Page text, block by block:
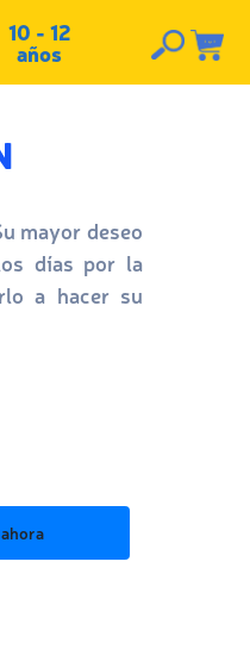
10 - 12
años
mayor deseo
días por la
a hacer su